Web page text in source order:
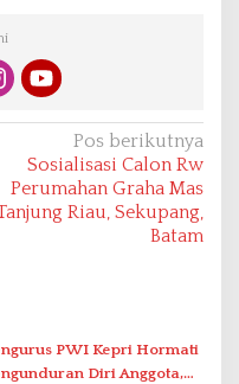
Pos berikutnya
Sosialisasi Calon Rw
Perumahan Graha Mas
Riau, Sekupang,
Batam
PWI Kepri Hormati
Diri Anggota,